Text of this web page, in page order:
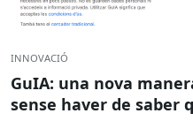
INNOVACIÓ
GuIA: una nova
sense haver de saber